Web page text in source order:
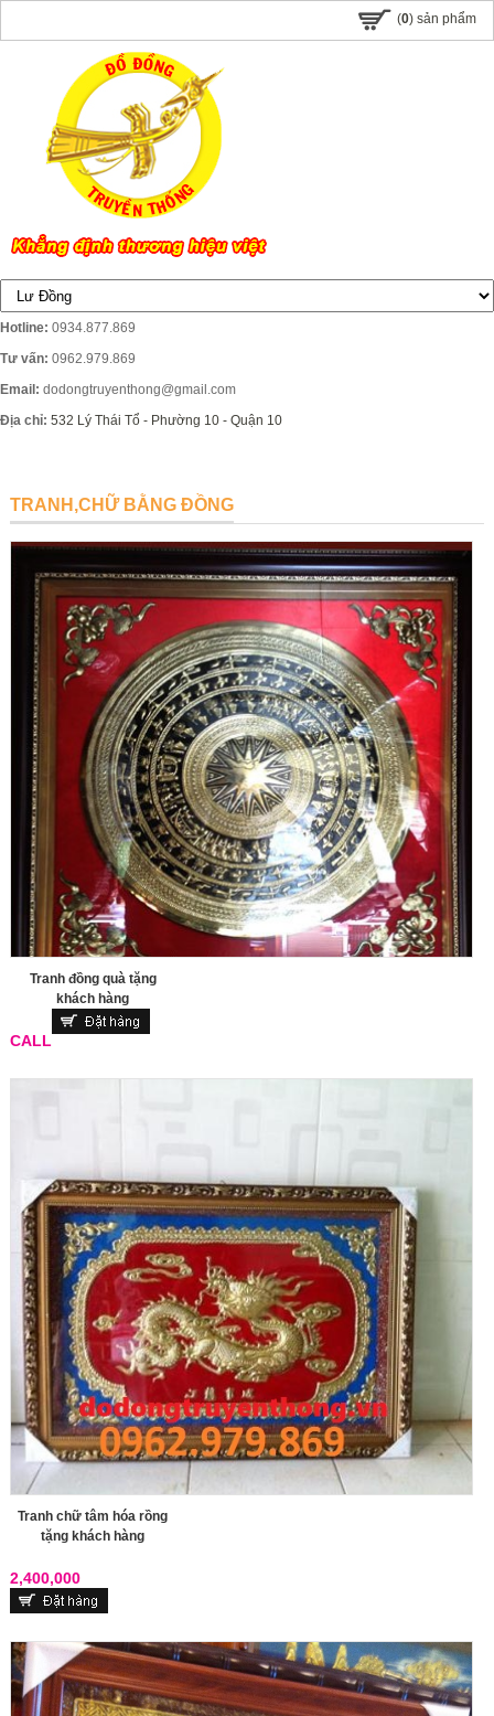
(0) sản phẩm
Hotline: 0934.877.869
Tư vấn: 0962.979.869
Email: dodongtruyenthong@gmail.com
Địa chỉ: 532 Lý Thái Tổ - Phường 10 - Quận 10
TRANH,CHỮ BẰNG ĐỒNG
Tranh đồng quà tặng
khách hàng
CALL
Tranh chữ tâm hóa rồng
tặng khách hàng
2,400,000